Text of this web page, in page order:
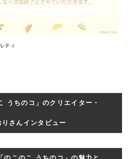
ティ
うちのコ」のクリエイター・
さんインタビュー